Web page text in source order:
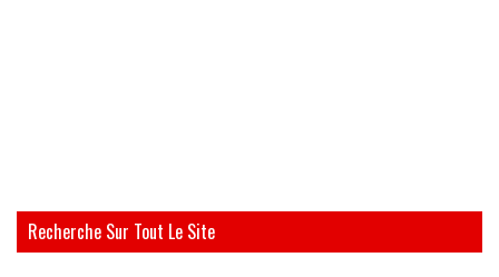
Recherche Sur Tout Le Site